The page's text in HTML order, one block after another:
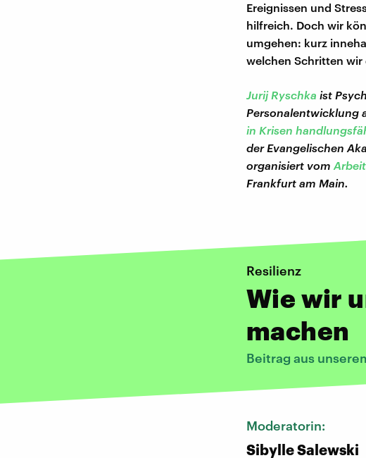
Ereignissen und
hilfreich. Doch wir
umgehen: kurz
welchen Schritten
Jurij Ryschka ist
Personalentwicklung
in Krisen
der Evangelischen
organisiert vom
Frankfurt am Main.
Resilienz
Wie wir
machen
Beitrag aus
Moderatorin:
Sibylle Salewski